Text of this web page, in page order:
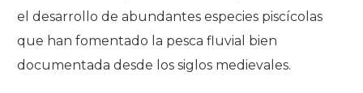
el desarrollo de abundantes especies piscícolas
que han fomentado la pesca fluvial bien
documentada desde los siglos medievales.